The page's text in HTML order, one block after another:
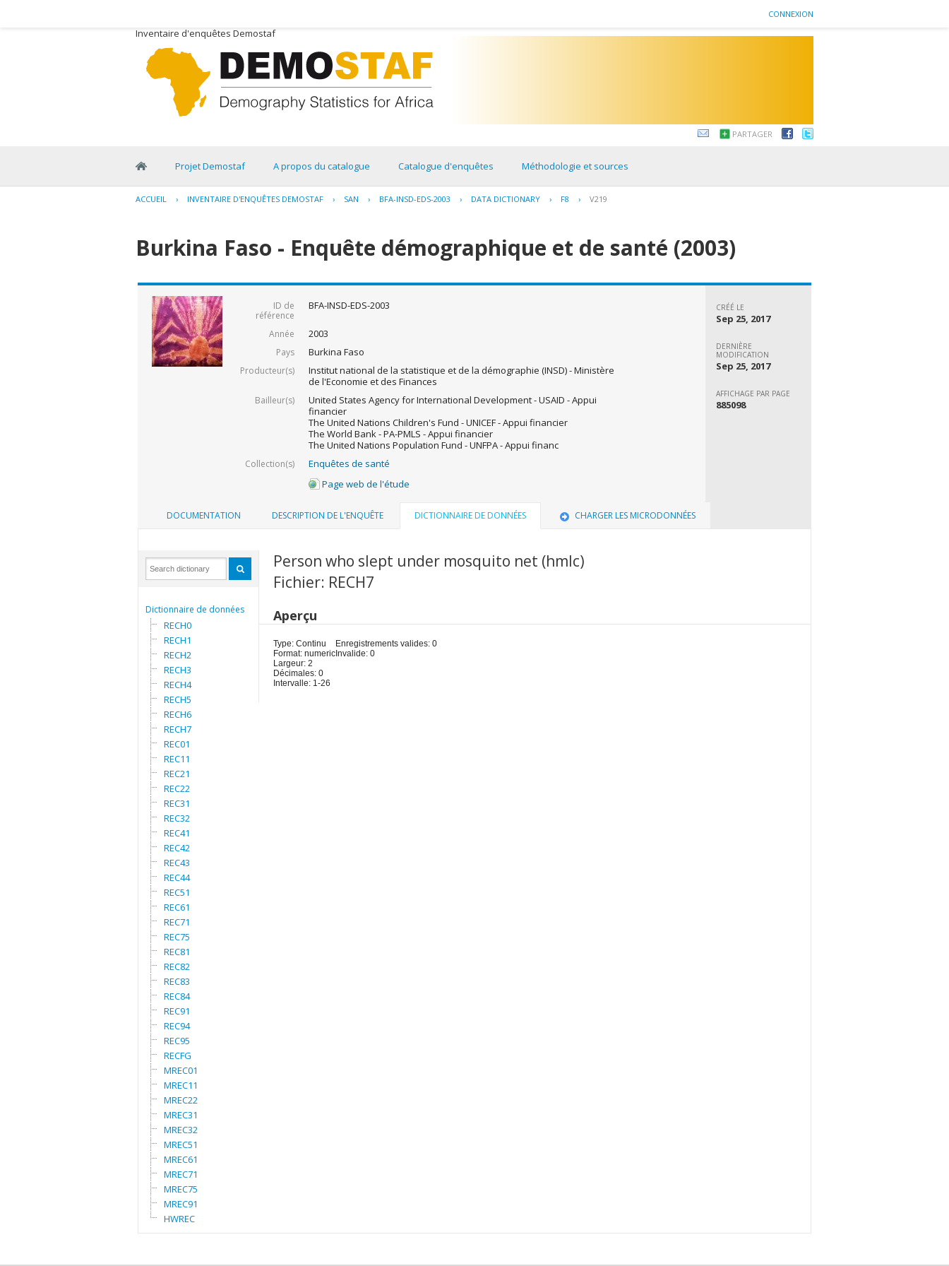
CONNEXION
Inventaire d'enquêtes Demostaf
PARTAGER
Projet Demostaf A propos du catalogue Catalogue d'enquêtes Méthodologie et sources
ACCUEIL › INVENTAIRE D'ENQUÊTES DEMOSTAF › SAN › BFA-INSD-EDS-2003 › DATA DICTIONARY › F8 › V219
Burkina Faso - Enquête démographique et de santé (2003)
ID de
référence
BFA-INSD-EDS-2003
Année 2003
Pays Burkina Faso
Producteur(s)
Institut national de la statistique et de la démographie (INSD) - Ministère
de l'Economie et des Finances
Bailleur(s)
United States Agency for International Development - USAID - Appui
financier
The United Nations Children's Fund - UNICEF - Appui financier
The World Bank - PA-PMLS - Appui financier
The United Nations Population Fund - UNFPA - Appui financ
Collection(s)
Enquêtes de santé
Page web de l'étude
CRÉÉ LE
Sep 25, 2017
DERNIÈRE
MODIFICATION
Sep 25, 2017
AFFICHAGE PAR PAGE
885098
DOCUMENTATION DESCRIPTION DE L'ENQUÊTE DICTIONNAIRE DE DONNÉES CHARGER LES MICRODONNÉES
Dictionnaire de données
RECH0
RECH1
RECH2
RECH3
RECH4
RECH5
RECH6
RECH7
REC01
REC11
REC21
REC22
REC31
REC32
REC41
REC42
REC43
REC44
REC51
REC61
REC71
REC75
REC81
REC82
REC83
REC84
REC91
REC94
REC95
RECFG
MREC01
MREC11
MREC22
MREC31
MREC32
MREC51
MREC61
MREC71
MREC75
MREC91
HWREC
Person who slept under mosquito net (hmlc)
Fichier: RECH7
Aperçu
Type: Continu
Format: numeric
Largeur: 2
Décimales: 0
Intervalle: 1-26
Enregistrements valides: 0
Invalide: 0